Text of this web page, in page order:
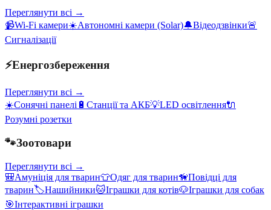
Переглянути всі →
📹Wi-Fi камери☀️Автономні камери (Solar)🔔Відеодзвінки🚨
Сигналізації
⚡Енергозбереження
Переглянути всі →
☀️Сонячні панелі 🔋 Станції та АКБ💡LED освітлення🔌
Розумні розетки
🐾Зоотовари
Переглянути всі →
🎒Амуніція для тварин👕Одяг для тварин🦮Повідці для
тварин🏷️Нашийники🐱Іграшки для котів🐶Іграшки для собак
🎯Інтерактивні іграшки